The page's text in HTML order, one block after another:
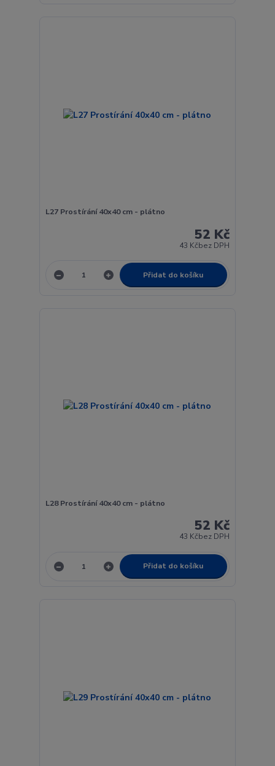
L27 Prostírání 40x40 cm - plátno
52 Kč
43 Kčbez DPH
Přidat do košíku
L28 Prostírání 40x40 cm - plátno
52 Kč
43 Kčbez DPH
Přidat do košíku